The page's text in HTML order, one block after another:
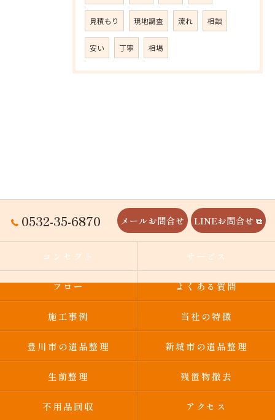
見積もり 現地調査 流れ 相談
安い 丁寧 相場
0532-35-6870 メールお問合せ LINEお問合せ
コンセプト サービス
フロー よくある質問
施工事例 当社の特徴
豊川市の遺品整理 新城市の遺品整理
生前整理 残置物撤去
不用品回収 アクセス